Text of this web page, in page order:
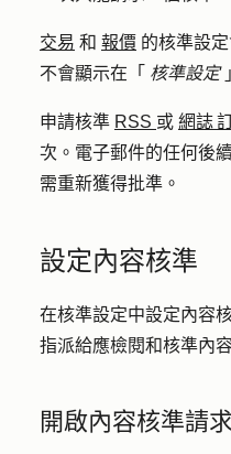
交易 和 報價 的核準設
不會顯示在「 核準設定
申請核準 RSS 或 網誌
次。電子郵件的任何後
需重新獲得批準。
設定內容核準
在核準設定中設定內容
指派給應檢閱和核準內
開啟內容核準請求